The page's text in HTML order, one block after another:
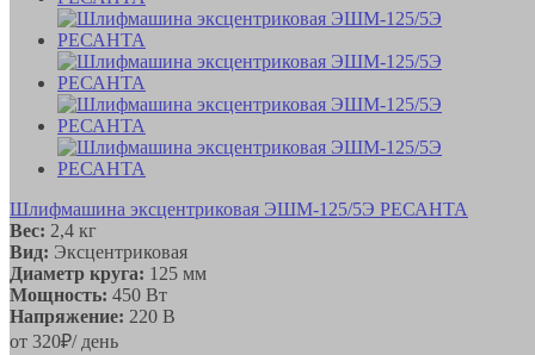
Шлифмашина эксцентриковая ЭШМ-125/5Э РЕСАНТА
Вес: 2,4 кг
Вид: Эксцентриковая
Диаметр круга: 125 мм
Мощность: 450 Вт
Напряжение: 220 В
от 320₽/ день